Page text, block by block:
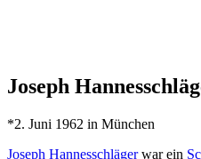
Joseph
*2. Juni 1962 in München
Joseph Hannesschlägerwar ein